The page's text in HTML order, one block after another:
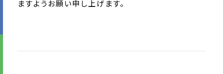
ますようお願い申し上げます。